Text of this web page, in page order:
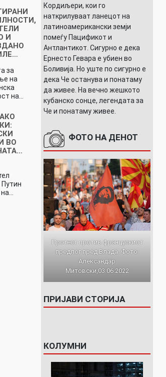
И
за
на
на…
ВО
Кордиљери, кои го
наткрилуваат ланецот на
латиноамерикански земји
помеѓу Пацификот и
Антлантикот. Сигурно е дека
Ернесто Гевара е убиен во
Боливија. Но уште по сигурно е
дека Че останува и понатаму
да живее. На вечно жешкото
кубанско сонце, легендата за
Че и понатаму живее.
ФОТО НА ДЕНОТ
Протест против францускиот
предлог пред Влада. Фото:
Александар
Митовски,03.06.2022
ПРИЈАВИ СТОРИЈА
КОЛУМНИ